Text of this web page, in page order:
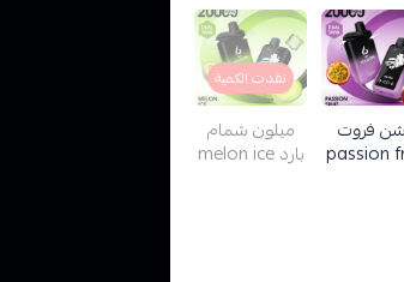
فروت
passion
نفدت الكمية
ميلون شمام
بارد melon ice